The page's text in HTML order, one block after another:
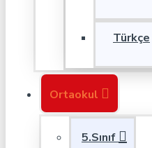
Türkçe
Ortaokul
5.Sınıf